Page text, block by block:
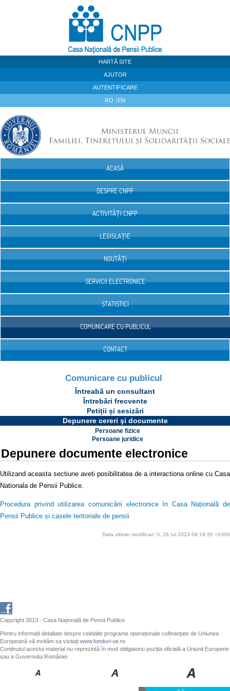
HARTĂ SITE
AJUTOR
AUTENTIFICARE
RO EN
ACASĂ
DESPRE CNPP
ACTIVITĂȚI CNPP
LEGISLAȚIE
NOUTĂȚI
SERVICII ELECTRONICE
STATISTICI
COMUNICARE CU PUBLICUL
CONTACT
Comunicare cu publicul
Întreabă un consultant
Întrebări frecvente
Petiții și sesizări
Depunere cereri şi documente
Persoane fizice
Persoane juridice
Depunere documente electronice
Utilizand aceasta sectiune aveti posibilitatea de a interactiona online cu Casa
Nationala de Pensii Publice.
Procedura privind utilizarea comunicării electronice în Casa Națională de
Pensii Publice și casele teritoriale de pensii
Data ultimei modificari :V, 28 Iul 2023 09:19:35 +0300
Copyright 2013 - Casa Națională de Pensii Publice
Pentru informații detaliate despre celelalte programe operaționale cofinanțate de Uniunea
Europeană vă invităm sa vizitați www.fonduri-ue.ro
Conținutul acestui material nu reprezintă în mod obligatoriu poziția oficială a Uniunii Europene
sau a Guvernului României